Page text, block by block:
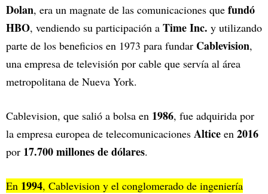
Dolan, era un magnate de las comunicaciones que fundó
HBO, vendiendo su participación a Time Inc. y utilizando
parte de los beneficios en 1973 para fundar Cablevision,
una empresa de televisión por cable que servía al área
metropolitana de Nueva York.
Cablevision, que salió a bolsa en 1986, fue adquirida por
la empresa europea de telecomunicaciones Altice en 2016
por 17.700 millones de dólares.
En 1994, Cablevision y el conglomerado de ingeniería